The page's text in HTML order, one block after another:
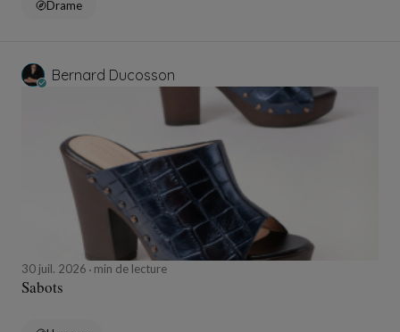
Drame
Bernard Ducosson
30 juil. 2026 min de lecture
Sabots